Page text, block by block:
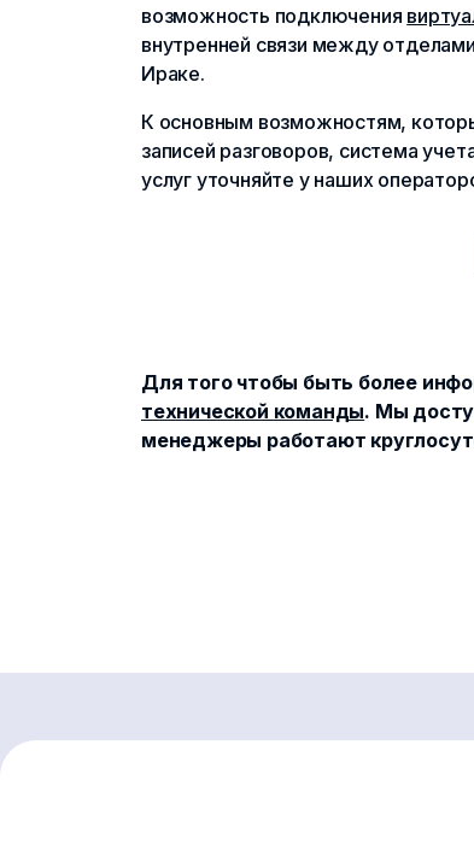
возможность подключения
внутренней связи между
Ираке.
К основным возможностям,
записей разговоров, система
услуг уточняйте у наших
Для того чтобы быть более
технической команды. Мы
менеджеры работают